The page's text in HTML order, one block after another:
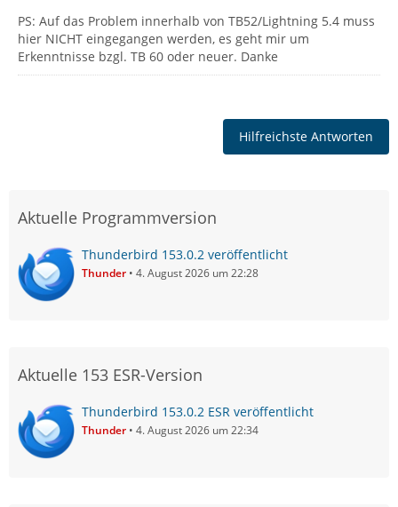
PS: Auf das Problem innerhalb von TB52/Lightning 5.4 muss
hier NICHT eingegangen werden, es geht mir um
Erkenntnisse bzgl. TB 60 oder neuer. Danke
Hilfreichste Antworten
Aktuelle Programmversion
Thunderbird 153.0.2 veröffentlicht
Thunder 4. August 2026 um 22:28
Aktuelle 153 ESR-Version
Thunderbird 153.0.2 ESR veröffentlicht
Thunder 4. August 2026 um 22:34